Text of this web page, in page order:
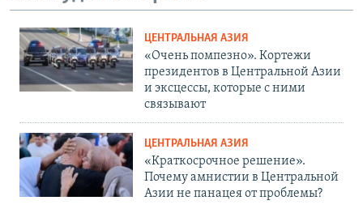
ЦЕНТРАЛЬНАЯ АЗИЯ
«Очень помпезно». Кортежи
президентов в Центральной Азии
и эксцессы, которые с ними
связывают
ЦЕНТРАЛЬНАЯ АЗИЯ
«Краткосрочное решение».
Почему амнистии в Центральной
Азии не панацея от проблемы?